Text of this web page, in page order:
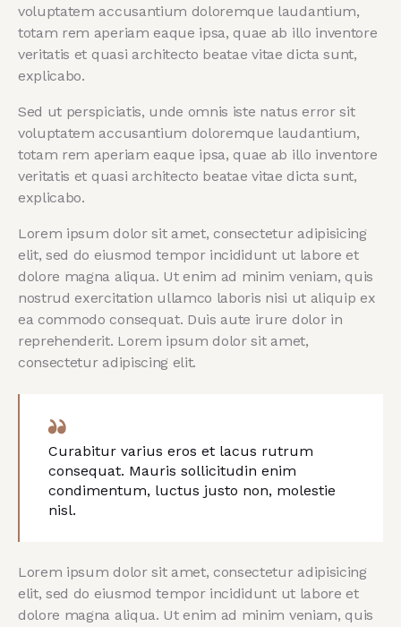
voluptatem accusantium doloremque laudantium,
totam rem aperiam eaque ipsa, quae ab illo inventore
veritatis et quasi architecto beatae vitae dicta sunt,
explicabo.
Sed ut perspiciatis, unde omnis iste natus error sit
voluptatem accusantium doloremque laudantium,
totam rem aperiam eaque ipsa, quae ab illo inventore
veritatis et quasi architecto beatae vitae dicta sunt,
explicabo.
Lorem ipsum dolor sit amet, consectetur adipisicing
elit, sed do eiusmod tempor incididunt ut labore et
dolore magna aliqua. Ut enim ad minim veniam, quis
nostrud exercitation ullamco laboris nisi ut aliquip ex
ea commodo consequat. Duis aute irure dolor in
reprehenderit. Lorem ipsum dolor sit amet,
consectetur adipiscing elit.
Curabitur varius eros et lacus rutrum
consequat. Mauris sollicitudin enim
condimentum, luctus justo non, molestie
nisl.
Lorem ipsum dolor sit amet, consectetur adipisicing
elit, sed do eiusmod tempor incididunt ut labore et
dolore magna aliqua. Ut enim ad minim veniam, quis